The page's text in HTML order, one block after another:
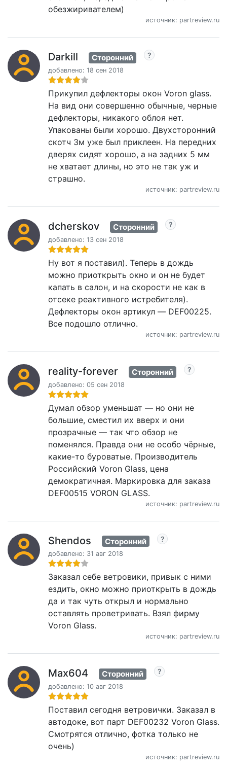
обезжиривателем)
источник: partreview.ru
Darkill Сторонний
добавлено: 18 сен 2018
Прикупил дефлекторы окон Voron glass.
На вид они совершенно обычные, черные
дефлекторы, никакого облоя нет.
Упакованы были хорошо. Двухсторонний
скотч 3м уже был приклеен. На передних
дверях сидят хорошо, а на задних 5 мм
не хватает длины, но это не так уж и
страшно.
источник: partreview.ru
dcherskov Сторонний
добавлено: 13 сен 2018
Ну вот я поставил). Теперь в дождь
можно приоткрыть окно и он не будет
капать в салон, и на скорости не как в
отсеке реактивного истребителя).
Дефлекторы окон артикул — DEF00225.
Все подошло отлично.
источник: partreview.ru
reality-forever Сторонний
добавлено: 05 сен 2018
Думал обзор уменьшат — но они не
большие, сместил их вверх и они
прозрачные — так что обзор не
поменялся. Правда они не особо чёрные,
какие-то буроватые. Производитель
Российский Voron Glass, цена
демократичная. Маркировка для заказа
DEF00515 VORON GLASS.
источник: partreview.ru
Shendos Сторонний
добавлено: 31 авг 2018
Заказал себе ветровики, привык с ними
ездить, окно можно приоткрыть в дождь
да и так чуть открыл и нормально
оставлять проветривать. Взял фирму
Voron Glass.
источник: partreview.ru
Max604 Сторонний
добавлено: 10 авг 2018
Поставил сегодня ветровички. Заказал в
автодоке, вот парт DEF00232 Voron Glass.
Смотрятся отлично, фотка только не
очень)
источник: partreview.ru